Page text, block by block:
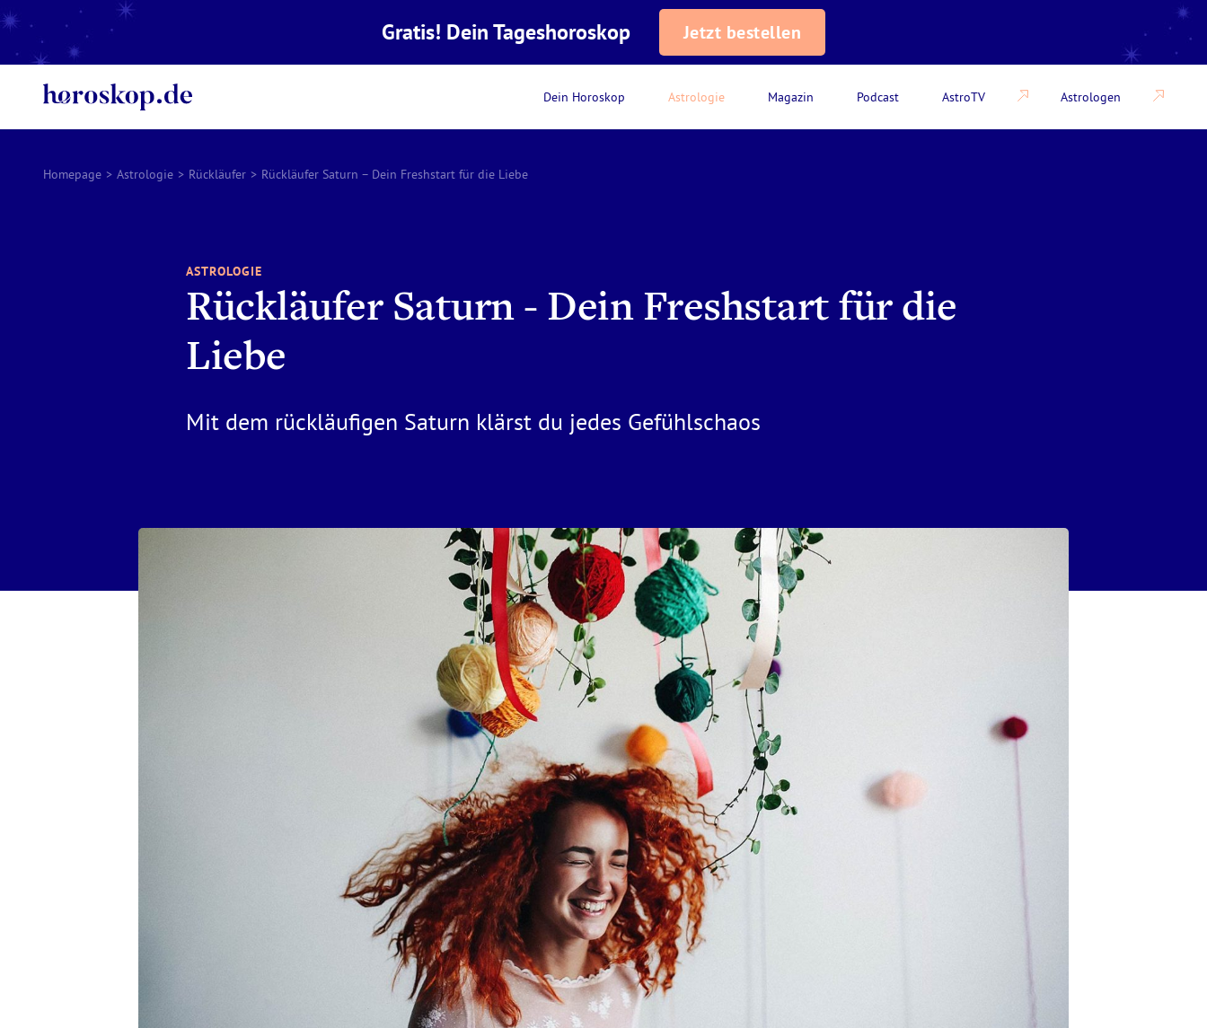
Dein Horoskop Astrologie Magazin Podcast AstroTV Astrologen
Gratis! Dein Tageshoroskop Jetzt bestellen
Homepage > Astrologie > Rückläufer > Rückläufer Saturn – Dein Freshstart für die Liebe
ASTROLOGIE
Rückläufer Saturn - Dein Freshstart für die
Liebe
Mit dem rückläufigen Saturn klärst du jedes Gefühlschaos